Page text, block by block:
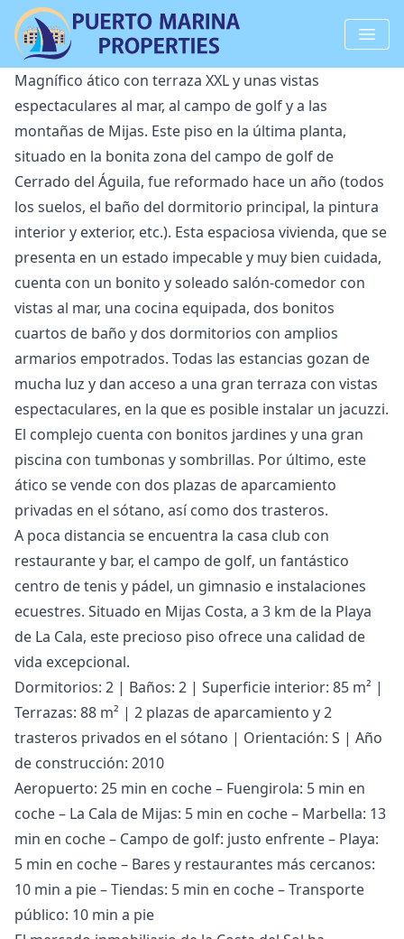
Magnífico ático con terraza XXL y unas vistas
espectaculares al mar, al campo de golf y a las
montañas de Mijas. Este piso en la última planta,
situado en la bonita zona del campo de golf de
Cerrado del Águila, fue reformado hace un año (todos
los suelos, el baño del dormitorio principal, la pintura
interior y exterior, etc.). Esta espaciosa vivienda, que se
presenta en un estado impecable y muy bien cuidada,
cuenta con un bonito y soleado salón-comedor con
vistas al mar, una cocina equipada, dos bonitos
cuartos de baño y dos dormitorios con amplios
armarios empotrados. Todas las estancias gozan de
mucha luz y dan acceso a una gran terraza con vistas
espectaculares, en la que es posible instalar un jacuzzi.
El complejo cuenta con bonitos jardines y una gran
piscina con tumbonas y sombrillas. Por último, este
ático se vende con dos plazas de aparcamiento
privadas en el sótano, así como dos trasteros.
A poca distancia se encuentra la casa club con
restaurante y bar, el campo de golf, un fantástico
centro de tenis y pádel, un gimnasio e instalaciones
ecuestres. Situado en Mijas Costa, a 3 km de la Playa
de La Cala, este precioso piso ofrece una calidad de
vida excepcional.
Dormitorios: 2 | Baños: 2 | Superficie interior: 85 m² |
Terrazas: 88 m² | 2 plazas de aparcamiento y 2
trasteros privados en el sótano | Orientación: S | Año
de construcción: 2010
Aeropuerto: 25 min en coche – Fuengirola: 5 min en
coche – La Cala de Mijas: 5 min en coche – Marbella: 13
min en coche – Campo de golf: justo enfrente – Playa:
5 min en coche – Bares y restaurantes más cercanos:
10 min a pie – Tiendas: 5 min en coche – Transporte
público: 10 min a pie